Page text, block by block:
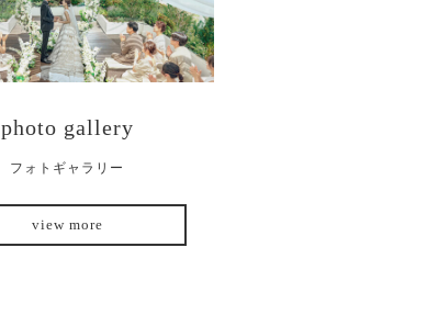
photo gallery
フォトギャラリー
view more